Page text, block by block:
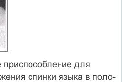
для
спинки языка в поло­